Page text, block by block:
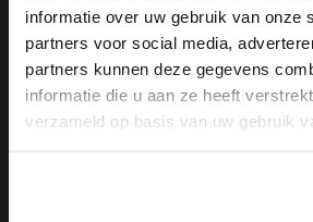
informatie over uw gebruik van onze
partners voor social media,
partners kunnen deze gegevens
informatie die u aan ze heeft
verzameld op basis van uw gebruik
Stay up to date
Abonnieren Sie unseren Newsletter,
Stand zu bleiben.